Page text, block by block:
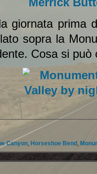
giornata prima
sopra la
Cosa si può
Canyon, Horseshoe Bend ,